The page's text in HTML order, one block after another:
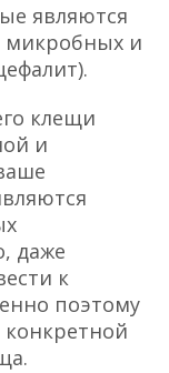
являются
микробных и
клещи
и
даже
к
поэтому
конкретной